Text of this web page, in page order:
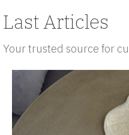
Last Articles
Your trusted source for